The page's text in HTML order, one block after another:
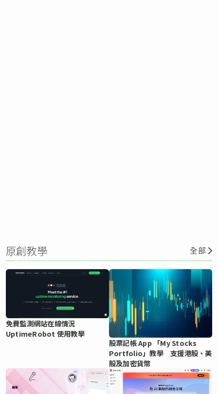
原創教學 全部
免費監測網站在線情況
UptimeRobot 使用教學
股票記帳 App 「My Stocks
Portfolio」教學 支援港股、美
股及加密貨幣